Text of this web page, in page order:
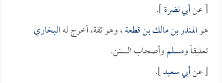
[ عنأبي نضرة].
هوالمنذر بن مالك بن قطعة، وهو ثقة، أخرج لهالبخاري
تعليقاً ومسلموأصحاب السنن.
[ عنأبي سعيد].